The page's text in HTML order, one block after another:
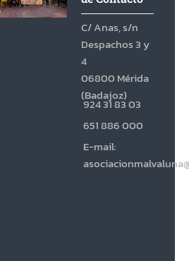
C/ Anas, s/n
Despachos 3 y
4
06800 Mérida
(Badajoz)
924 31 83 03
651 886 000
E-mail: